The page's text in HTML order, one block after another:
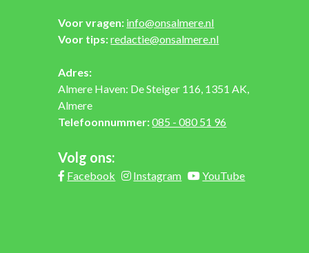
Voor vragen: info@onsalmere.nl
Voor tips:redactie@onsalmere.nl
Adres:
Almere Haven: De Steiger 116, 1351 AK,
Almere
Telefoonnummer:085 - 080 51 96
Volg ons:
Facebook Instagram YouTube